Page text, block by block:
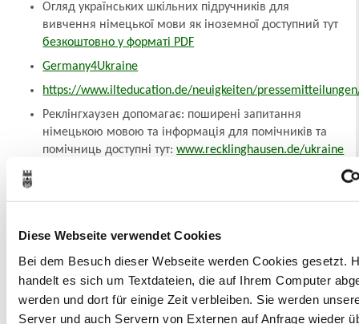
Diese Webseite verwendet Cookies
Bei dem Besuch dieser Webseite werden Cookies gesetzt.
handelt es sich um Textdateien, die auf Ihrem Computer
werden und dort für einige Zeit verbleiben. Sie werden
Server und auch Servern von Externen auf Anfrage wieder
Огляд українських шкільних підручників для
вивчення німецької мови як іноземної доступний тут
безкоштовно у форматі PDF
Germany4Ukraine
https://www.ilteducation.de/neuigkeiten/
Реклінгхаузен допомагає: поширені запитання
німецькою мовою та інформація для помічників та
помічниць доступні тут:www.recklinghausen.de/ukraine
Допомога проти насильства над жінками та дітьми, а
також вагітним жінкам, які потребують допомоги.